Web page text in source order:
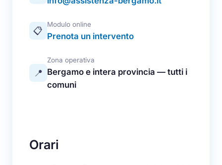
📋
Modulo online
Prenota un intervento
📍
Zona operativa
Bergamo e intera provincia — tutti i
comuni
Orari